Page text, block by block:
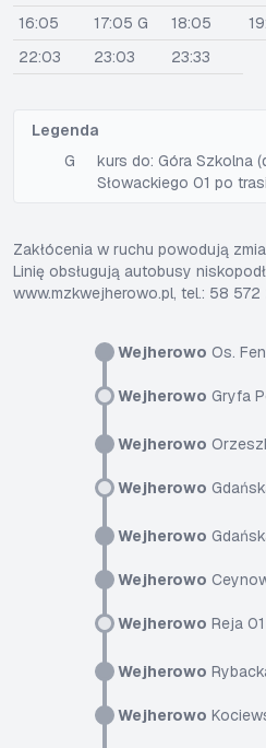
Wejherowo Os.
Wejherowo Gryfa
Wejherowo
Wejherowo
Wejherowo
Wejherowo
Wejherowo Reja 01
Wejherowo
Wejherowo
16:05
17:05 G 18:05
22:03
23:03 23:33
Legenda
G
kurs do: Góra Szkolna
Słowackiego 01 po
Zakłócenia w ruchu powodują
Linię obsługują autobusy
www.mzkwejherowo.pl, tel.: 58 572